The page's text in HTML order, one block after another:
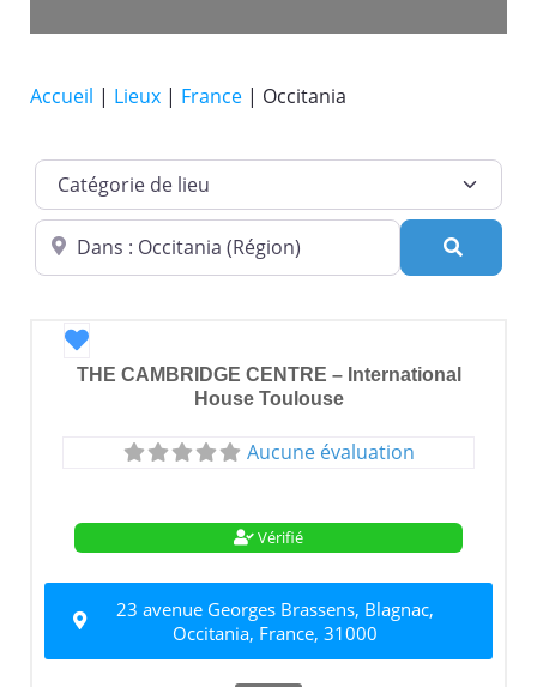
Accueil | Lieux | France | Occitania
Catégorie de lieu
Dans quelle ville ?
Favori
THE CAMBRIDGE CENTRE – International
House Toulouse
Aucune évaluation
Vérifié
23 avenue Georges Brassens, Blagnac,
Occitania, France, 31000